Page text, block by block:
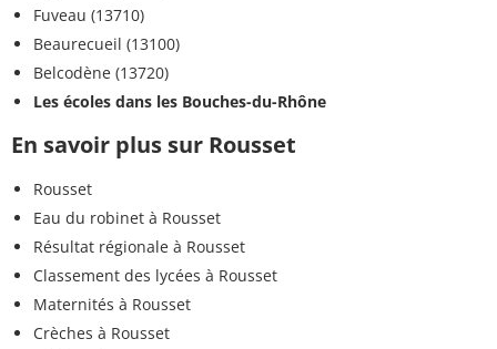
Fuveau (13710)
Beaurecueil (13100)
Belcodène (13720)
Les écoles dans les Bouches-du-Rhône
En savoir plus sur Rousset
Rousset
Eau du robinet à Rousset
Résultat régionale à Rousset
Classement des lycées à Rousset
Maternités à Rousset
Crèches à Rousset